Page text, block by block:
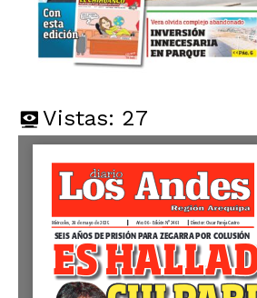
Vistas: 27